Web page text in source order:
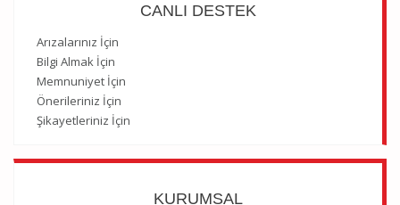
CANLI DESTEK
Arızalarınız İçin
Bilgi Almak İçin
Memnuniyet İçin
Önerileriniz İçin
Şikayetleriniz İçin
KURUMSAL